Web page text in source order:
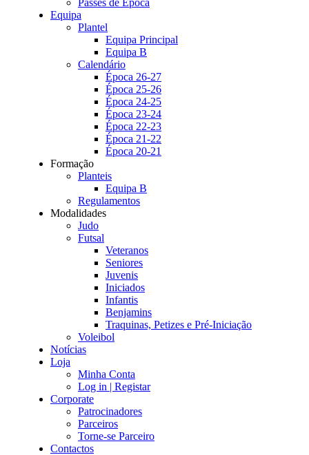
Passes de Época
Equipa
Plantel
Equipa Principal
Equipa B
Calendário
Época 26-27
Época 25-26
Época 24-25
Época 23-24
Época 22-23
Época 21-22
Época 20-21
Formação
Planteis
Equipa B
Regulamentos
Modalidades
Judo
Futsal
Veteranos
Seniores
Juvenis
Iniciados
Infantis
Benjamins
Traquinas, Petizes e Pré-Iniciação
Voleibol
Notícias
Loja
Minha Conta
Log in | Registar
Corporate
Patrocinadores
Parceiros
Torne-se Parceiro
Contactos